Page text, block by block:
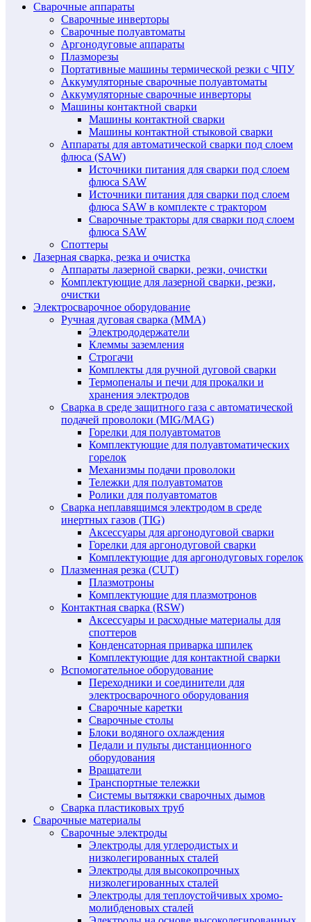
Сварочные аппараты
Сварочные инверторы
Сварочные полуавтоматы
Аргонодуговые аппараты
Плазморезы
Портативные машины термической резки с ЧПУ
Аккумуляторные сварочные полуавтоматы
Аккумуляторные сварочные инверторы
Машины контактной сварки
Машины контактной сварки
Машины контактной стыковой сварки
Аппараты для автоматической сварки под слоем
флюса (SAW)
Источники питания для сварки под слоем
флюса SAW
Источники питания для сварки под слоем
флюса SAW в комплекте с трактором
Сварочные тракторы для сварки под слоем
флюса SAW
Споттеры
Лазерная сварка, резка и очистка
Аппараты лазерной сварки, резки, очистки
Комплектующие для лазерной сварки, резки,
очистки
Электросварочное оборудование
Ручная дуговая сварка (MMA)
Электрододержатели
Клеммы заземления
Строгачи
Комплекты для ручной дуговой сварки
Термопеналы и печи для прокалки и
хранения электродов
Сварка в среде защитного газа с автоматической
подачей проволоки (MIG/MAG)
Горелки для полуавтоматов
Комплектующие для полуавтоматических
горелок
Механизмы подачи проволоки
Тележки для полуавтоматов
Ролики для полуавтоматов
Сварка неплавящимся электродом в среде
инертных газов (TIG)
Аксессуары для аргонодуговой сварки
Горелки для аргонодуговой сварки
Комплектующие для аргонодуговых горелок
Плазменная резка (CUT)
Плазмотроны
Комплектующие для плазмотронов
Контактная сварка (RSW)
Аксессуары и расходные материалы для
споттеров
Конденсаторная приварка шпилек
Комплектующие для контактной сварки
Вспомогательное оборудование
Переходники и соединители для
электросварочного оборудования
Сварочные каретки
Сварочные столы
Блоки водяного охлаждения
Педали и пульты дистанционного
оборудования
Вращатели
Транспортные тележки
Системы вытяжки сварочных дымов
Сварка пластиковых труб
Сварочные материалы
Сварочные электроды
Электроды для углеродистых и
низколегированных сталей
Электроды для высокопрочных
низколегированных сталей
Электроды для теплоустойчивых хромо-
молибденовых сталей